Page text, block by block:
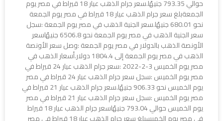
حوالي 793.35 جنيهًا.سعر جرام الذهب عيار 18 قيراط في مصر يوم
الجمعةبلغ سعر جرام الذهب عيار 18 قيراط في مصر يوم الجمعة
نحو 680.01 جنيهًا.سعر الجنية الذهب في مصر يوم الجمعة :سجل
سعر الجنية الذهب في مصر يوم الجمعة نحو 6506.8 جنيهًاسعر
الأونصة الذهب بالدولار في مصر يوم الجمعة :وصل سعر الأونصة
الذهب في مصر يوم الجمعة إلى 1804.4 دولار.أسعار الذهب في
مصر يوم الخميس 3-2-2022 :سعر جرام الذهب عيار 24 قيراط في
مصر يوم الخميس :سجل سعر جرام الذهب عيار 24 قيراط في مصر
يوم الخميس نحو 906.33 جنيهًا.سعر جرام الذهب عيار 21 قيراط في
مصر يوم الخميس :سجل سعر جرام الذهب عيار 21 قيراط في مصر
يوم الخميس حوالي 793.04 جنيهًاسعر جرام الذهب عيار 18 قيراط
في مصر يوم الخميسبلغ سعر جرام الذهب عيار 18 قيراط في مصر